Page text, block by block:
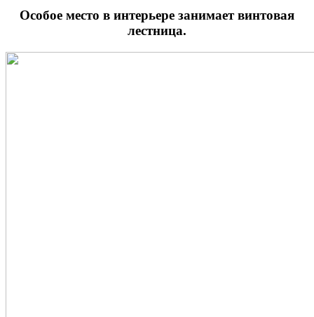
Особое место в интерьере занимает винтовая
лестница.